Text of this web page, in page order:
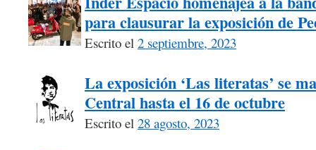
para clausurar la exposición de
Escrito el 2 septiembre, 2023
La exposición ‘Las literatas’ se
Central hasta el 16 de octubre
Escrito el 28 agosto, 2023